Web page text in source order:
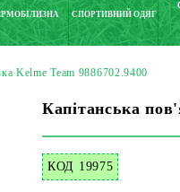
СПОРТИВНИЙ ОДЯГ
Kelme Team 9886702.9400
Капітанська
КОД 19975